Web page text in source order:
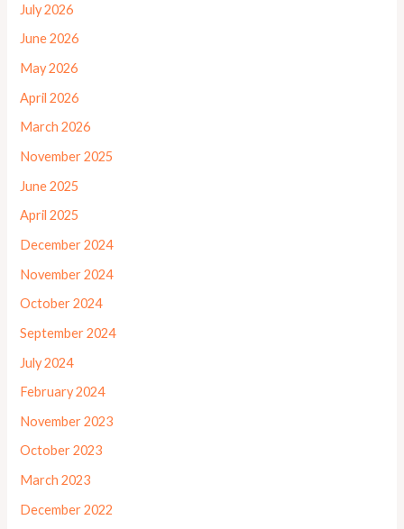
July 2026
June 2026
May 2026
April 2026
March 2026
November 2025
June 2025
April 2025
December 2024
November 2024
October 2024
September 2024
July 2024
February 2024
November 2023
October 2023
March 2023
December 2022